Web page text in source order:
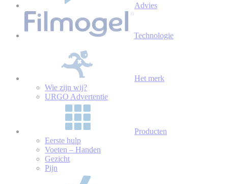
Advies
Technologie
Het merk
Wie zijn wij?
URGO Advertentie
Producten
Eerste hulp
Voeten – Handen
Gezicht
Pijn